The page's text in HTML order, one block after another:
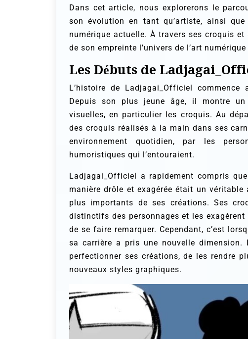
Dans cet article, nous explorerons le
son évolution en tant qu’artiste, ainsi
numérique actuelle. À travers ses croquis
de son empreinte l’univers de l’art
Les Débuts de
L’histoire de Ladjagai_Officiel
Depuis son plus jeune âge, il montre un
visuelles, en particulier les croquis. Au
des croquis réalisés à la main dans ses
environnement quotidien, par les
humoristiques qui l’entouraient.
Ladjagai_Officiel a rapidement compris
manière drôle et exagérée était un
plus importants de ses créations. Ses
distinctifs des personnages et les
de se faire remarquer. Cependant, c’est
sa carrière a pris une nouvelle dimension.
perfectionner ses créations, de les rendre
nouveaux styles graphiques.